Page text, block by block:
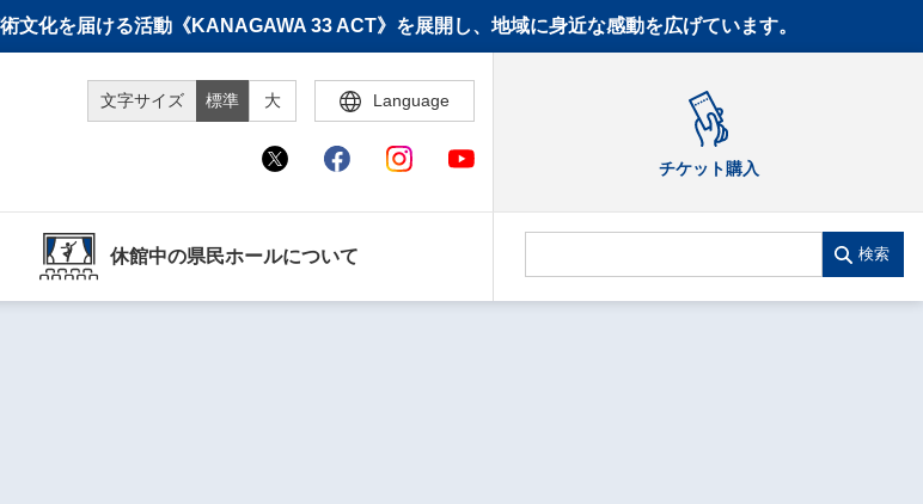
化を届ける活動《KANAGAWA 33 ACT》を展開し、地域に身近な感動を広げています。
文字サイズ 標準 大 Language
チケット購入
休館中の県民ホールについて 検索